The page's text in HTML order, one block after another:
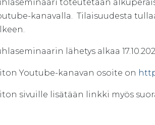
toteutetaan
kanavalla. Tilaisuudesta
lähetys alkaa
Youtube-kanavan osoite on
sivuille lisätään linkki myös